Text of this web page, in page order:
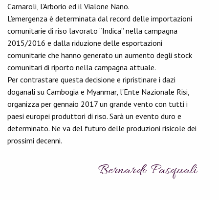
Carnaroli, l’Arborio ed il Vialone Nano.
L’emergenza è determinata dal record delle importazioni
comunitarie di riso lavorato “Indica” nella campagna
2015/2016 e dalla riduzione delle esportazioni
comunitarie che hanno generato un aumento degli stock
comunitari di riporto nella campagna attuale.
Per contrastare questa decisione e ripristinare i dazi
doganali su Cambogia e Myanmar, l'Ente Nazionale Risi,
organizza per gennaio 2017 un grande vento con tutti i
paesi europei produttori di riso. Sarà un evento duro e
determinato. Ne va del futuro delle produzioni risicole dei
prossimi decenni.
Bernardo Pasquali